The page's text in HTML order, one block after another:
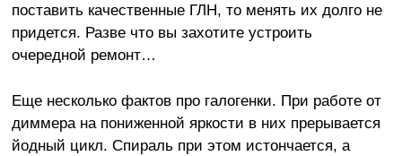
поставить качественные ГЛН, то менять их долго не
придется. Разве что вы захотите устроить
очередной ремонт…
Еще несколько фактов про галогенки. При работе от
диммера на пониженной яркости в них прерывается
йодный цикл. Спираль при этом истончается, а